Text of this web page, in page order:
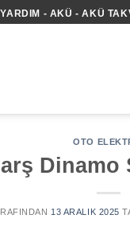
- AKÜ - AKÜ
OTO
Dinamo
13 ARALIK 2025